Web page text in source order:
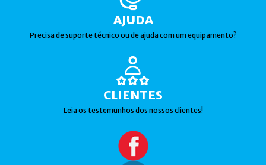
AJUDA
Precisa de suporte técnico ou de ajuda com um equipamento?
CLIENTES
Leia os testemunhos dos nossos clientes!